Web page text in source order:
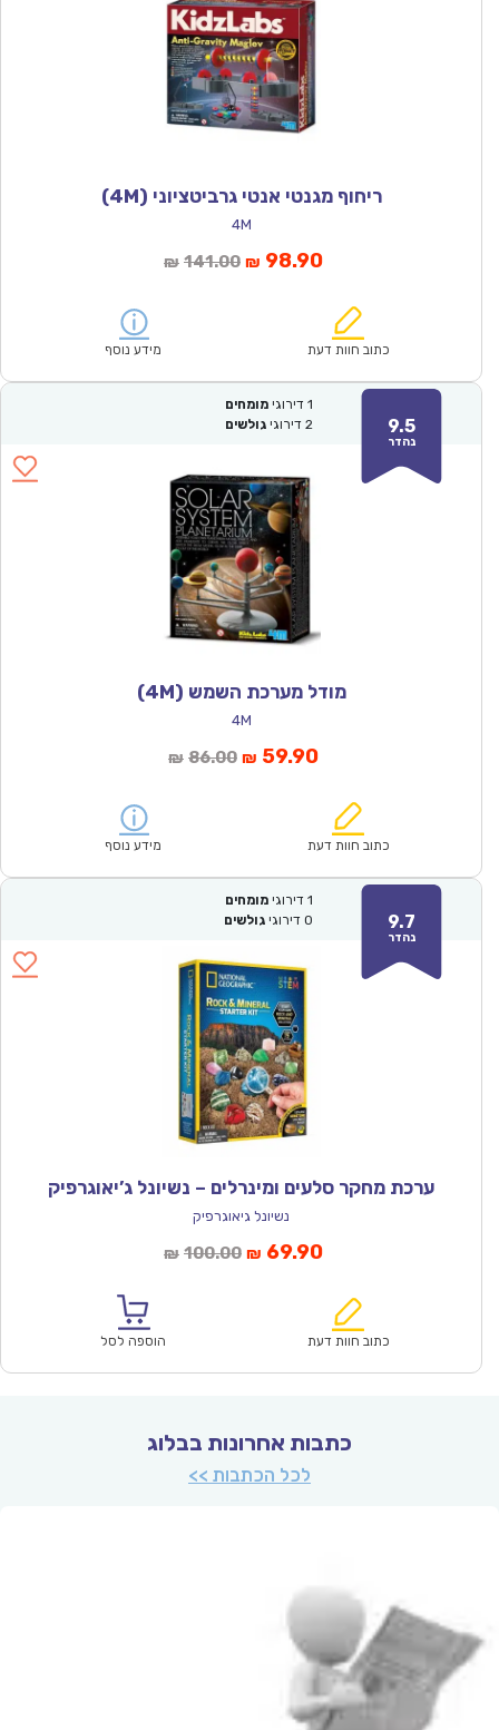
ריחוף מגנטי אנטי גרביטציוני (4M)
4M
₪ 141.00המחיר
₪141.00.
₪ 98.90המחיר
הוא:
כתוב חוות דעת מידע נוסף
9.5
נהדר
1 דירוגי מומחים
2 דירוגי גולשים
מודל מערכת השמש (4M)
4M
₪ 86.00המחיר
₪86.00.
₪ 59.90המחיר
הוא:
כתוב חוות דעת מידע נוסף
9.7
נהדר
1 דירוגי מומחים
0 דירוגי גולשים
ערכת מחקר סלעים ומינרלים – נשיונל ג’יאוגרפיק
נשיונל גיאוגרפיק
₪ 100.00המחיר
₪100.00.
₪ 69.90המחיר
הוא:
כתוב חוות דעת הוספה לסל
כתבות אחרונות בבלוג
לכל הכתבות >>